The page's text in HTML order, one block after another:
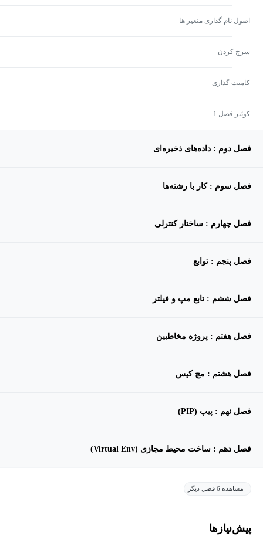
اصول نام گذاری متغیر ها
سرچ کردن
کامنت گذاری
کوئیز فصل 1
فصل دوم : داده‌های ذخیره‌ای
فصل سوم : کار با رشته‌ها
فصل چهارم : ساختار کنترلی
فصل پنجم : توابع
فصل ششم : تابع مپ و فیلتر
فصل هفتم : پروژه مخاطبین
فصل هشتم : مچ کیس
فصل نهم : پیپ (PIP)
فصل دهم : ساخت محیط مجازی (Virtual Env)
مشاهده 6 فصل دیگر
پیش‌نیاز‌ها